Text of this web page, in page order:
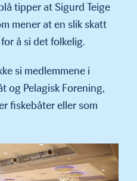
tipper at Sigurd Teige
mener at en slik skatt
å si det folkelig.
si medlemmene i
og Pelagisk Forening,
fiskebåter eller som